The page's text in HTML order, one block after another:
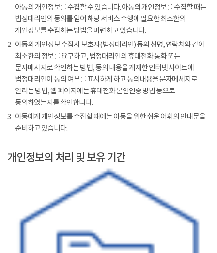
아동의 개인정보를 수집할 수 있습니다. 아동의 개인정보를 수집할 때는
법정대리인의 동의를 얻어 해당 서비스 수행에 필요한 최소한의
개인정보를 수집하는 방법을 마련하고 있습니다.
2 아동의 개인정보 수집시 보호자(법정대리인) 등의 성명, 연락처와 같이
최소한의 정보를 요구하고, 법정대리인의 휴대전화 통화 또는
문자메시지로 확인하는 방법, 동의 내용을 게재한 인터넷 사이트에
법정대리인이 동의 여부를 표시하게 하고 동의내용을 문자메세지로
알리는 방법, 웹 페이지에는 휴대전화 본인인증 방법 등으로
동의하였는지를 확인합니다.
3 아동에게 개인정보를 수집할 때에는 아동을 위한 쉬운 어휘의 안내문을
준비하고 있습니다.
개인정보의 처리 및 보유 기간